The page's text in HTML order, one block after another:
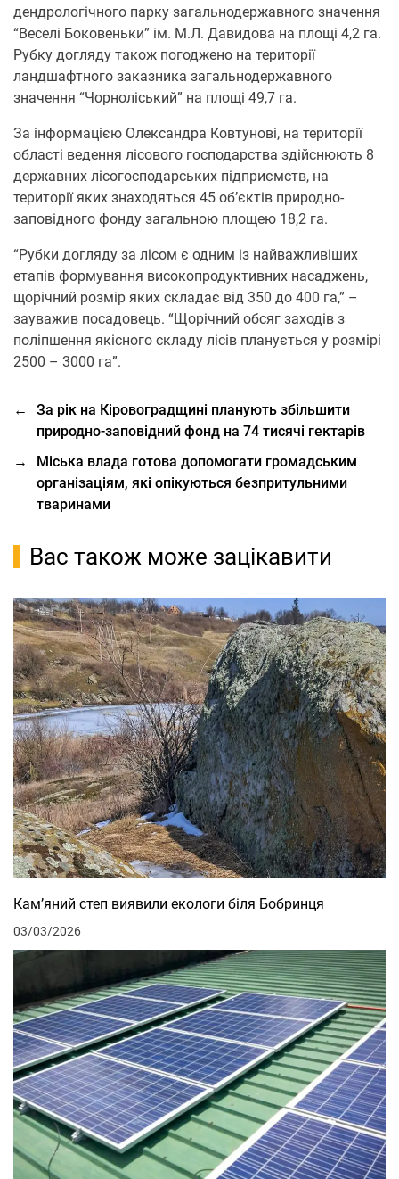
дендрологічного парку загальнодержавного значення
“Веселі Боковеньки” ім. М.Л. Давидова на площі 4,2 га.
Рубку догляду також погоджено на території
ландшафтного заказника загальнодержавного
значення “Чорноліський” на площі 49,7 га.
За інформацією Олександра Ковтунові, на території
області ведення лісового господарства здійснюють 8
державних лісогосподарських підприємств, на
території яких знаходяться 45 об’єктів природно-
заповідного фонду загальною площею 18,2 га.
“Рубки догляду за лісом є одним із найважливіших
етапів формування високопродуктивних насаджень,
щорічний розмір яких складає від 350 до 400 га,” –
зауважив посадовець. “Щорічний обсяг заходів з
поліпшення якісного складу лісів планується у розмірі
2500 – 3000 га”.
←
За рік на Кіровоградщині планують збільшити
природно-заповідний фонд на 74 тисячі гектарів
→
Міська влада готова допомогати громадським
організаціям, які опікуються безпритульними
тваринами
Вас також може зацікавити
Кам’яний степ виявили екологи біля Бобринця
03/03/2026